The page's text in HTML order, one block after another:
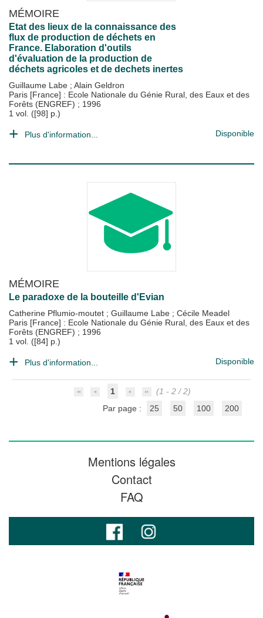
MÉMOIRE
Etat des lieux de la connaissance des
flux de production de déchets en
France. Elaboration d'outils
d'évaluation de la production de
déchets agricoles et de dechets inertes
Guillaume Labe ; Alain Geldron
Paris [France] : Ecole Nationale du Génie Rural, des Eaux et des
Forêts (ENGREF) ; 1996
1 vol. ([98] p.)
Plus d'information... Disponible
MÉMOIRE
Le paradoxe de la bouteille d'Evian
Catherine Pflumio-moutet ; Guillaume Labe ; Cécile Meadel
Paris [France] : Ecole Nationale du Génie Rural, des Eaux et des
Forêts (ENGREF) ; 1996
1 vol. ([84] p.)
Plus d'information... Disponible
1
(1 - 2 / 2)
Par page :
25 50 100 200
Mentions légales
Contact
FAQ